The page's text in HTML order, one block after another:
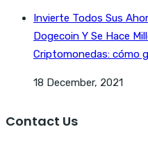
Invierte Todos Sus
Dogecoin Y Se Hace
Criptomonedas: cómo
18 December, 2021
Contact Us